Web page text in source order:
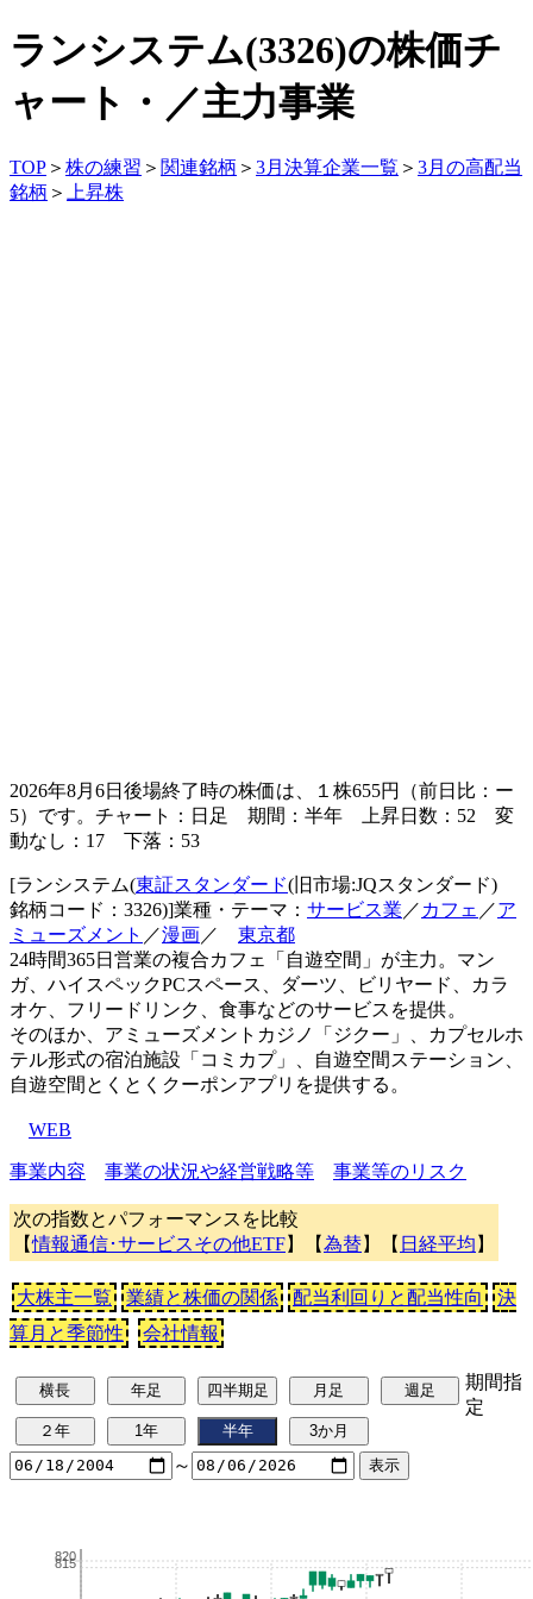
ランシステム(3326)の株価チ
ャート・／主力事業
TOP ＞ 株の練習 ＞ 関連銘柄 ＞ 3月決算企業一覧 ＞ 3月の高配当
銘柄 ＞ 上昇株
2026年8月6日後場終了時の株価は、１株655円（前日比： ー
5）です。チャート：日足 期間：半年 上昇日数：52 変
動なし：17 下落：53
[ランシステム(東証スタンダード(旧市場:JQスタンダード)
銘柄コード：3326)]業種・テーマ： サービス業 ／ カフェ ／ア
ミューズメント ／漫画／ 東京都
24時間365日営業の複合カフェ「自遊空間」が主力。マン
ガ、ハイスペックPCスペース、ダーツ、ビリヤード、カラ
オケ、フリードリンク、食事などのサービスを提供。
そのほか、アミューズメントカジノ「ジクー」、カプセルホ
テル形式の宿泊施設「コミカプ」、自遊空間ステーション、
自遊空間とくとくクーポンアプリを提供する。
WEB
事業内容 事業の状況や経営戦略等 事業等のリスク
次の指数とパフォーマンスを比較
【情報通信･サービスその他ETF】【為替】【 日経平均 】
大株主一覧 業績と株価の関係 配当利回りと配当性向
決
算月と季節性
会社情報
期間指
定
～